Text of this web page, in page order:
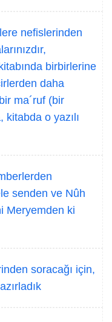
nefislerinden
birbirlerine
daha
ma´ruf (bir
kitabda o yazılı
senden ve Nûh
Meryemden ki
soracağı için,